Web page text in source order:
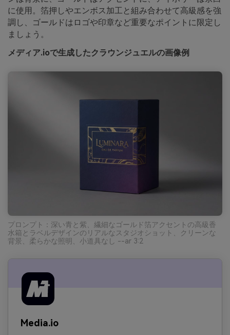
に使用。箔押しやエンボス加工と組み合わせて高級感を強
調し、ゴールドはロゴや印章など重要なポイントに限定し
ましょう。
メディア.ioで生成したクラウンジュエルの画像例
プロンプト：深い青と紫、繊細なゴールド箔アクセントの高級香
水箱とラベルデザインのリアルなスタジオショット、クリーンな
背景、柔らかな照明、小道具なし --ar 3:2
Media.io